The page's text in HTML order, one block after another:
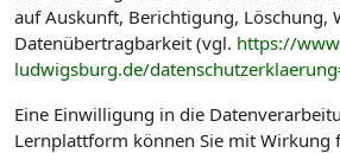
auf Auskunft, Berichtigung, Löschung,
Datenübertragbarkeit (vgl. https://
ludwigsburg.de/
Eine Einwilligung in die
Lernplattform können Sie mit Wirkung